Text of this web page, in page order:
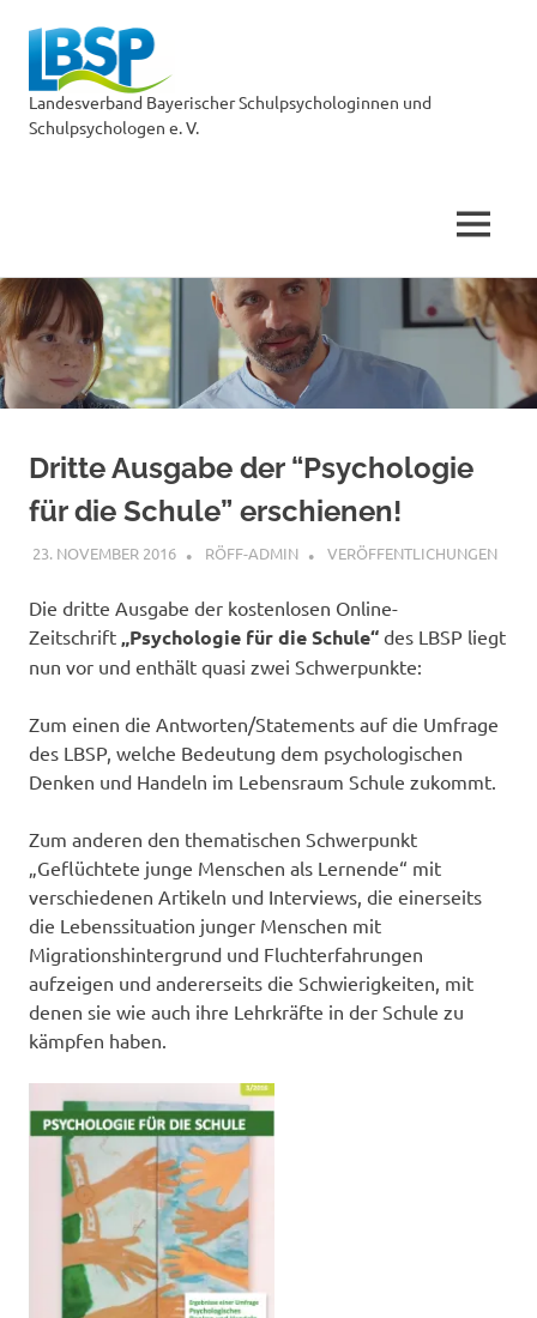
Zum
Inhalt
springen
Landesverband Bayerischer Schulpsychologinnen und
Schulpsychologen e. V.
MENÜ
Dritte Ausgabe der “Psychologie
für die Schule” erschienen!
23. NOVEMBER 2016 RÖFF-ADMIN VERÖFFENTLICHUNGEN
Die dritte Ausgabe der kostenlosen Online-
Zeitschrift „Psychologie für die Schule“ des LBSP liegt
nun vor und enthält quasi zwei Schwerpunkte:
Zum einen die Antworten/Statements auf die Umfrage
des LBSP, welche Bedeutung dem psychologischen
Denken und Handeln im Lebensraum Schule zukommt.
Zum anderen den thematischen Schwerpunkt
„Geflüchtete junge Menschen als Lernende“ mit
verschiedenen Artikeln und Interviews, die einerseits
die Lebenssituation junger Menschen mit
Migrationshintergrund und Fluchterfahrungen
aufzeigen und andererseits die Schwierigkeiten, mit
denen sie wie auch ihre Lehrkräfte in der Schule zu
kämpfen haben.